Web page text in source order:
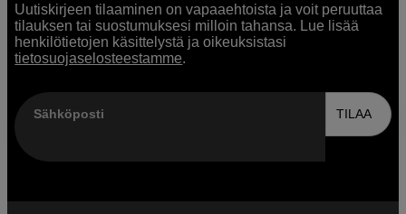
Uutiskirjeen tilaaminen on vapaaehtoista ja voit peruuttaa
tilauksen tai suostumuksesi milloin tahansa. Lue lisää
henkilötietojen käsittelystä ja oikeuksistasi
tietosuojaselosteestamme.
Sähköposti TILAA